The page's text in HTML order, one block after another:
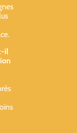
il